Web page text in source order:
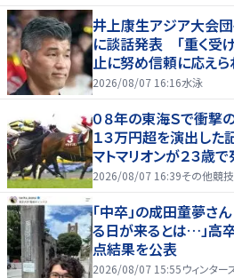
井上康生アジア大会
に談話発表 「重く受
止に努め信頼に応えら
2026/08/07 16:16水泳
０８年の東海Ｓで衝
１３万円超を演出し
マトマリオンが２３歳
2026/08/07 16:39その他競技
「中卒」の成田童夢さ
る日が来るとは…」高
点結果を公表
2026/08/07 15:55ウィンター